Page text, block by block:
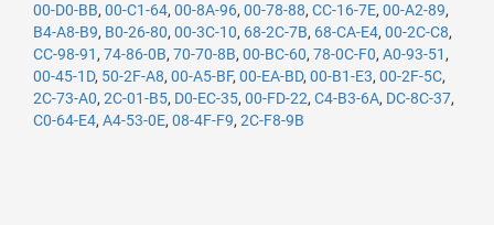
00-D0-BB, 00-C1-64, 00-8A-96, 00-78-88, CC-16-7E, 00-A2-89,
B4-A8-B9, B0-26-80, 00-3C-10, 68-2C-7B, 68-CA-E4, 00-2C-C8,
CC-98-91 , 74-86-0B, 70-70-8B, 00-BC-60, 78-0C-F0, A0-93-51 ,
00-45-1D, 50-2F-A8, 00-A5-BF, 00-EA-BD, 00-B1-E3, 00-2F-5C,
2C-73-A0, 2C-01-B5, D0-EC-35, 00-FD-22, C4-B3-6A, DC-8C-37,
C0-64-E4, A4-53-0E, 08-4F-F9, 2C-F8-9B